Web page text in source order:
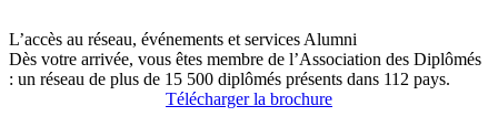
L’accès au réseau, événements et services Alumni
Dès votre arrivée, vous êtes membre de l’Association des Diplômés
: un réseau de plus de 15 500 diplômés présents dans 112 pays.
Télécharger la brochure